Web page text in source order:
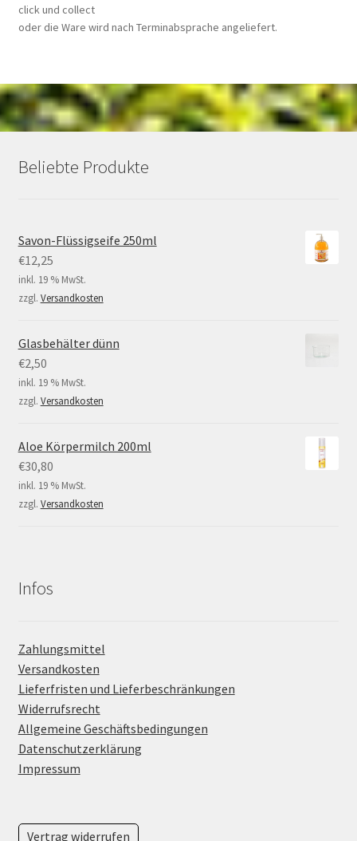
click und collect
oder die Ware wird nach Terminabsprache angeliefert.
Beliebte Produkte
Savon-Flüssigseife 250ml
€12,25
inkl. 19 % MwSt.
zzgl. Versandkosten
Glasbehälter dünn
€2,50
inkl. 19 % MwSt.
zzgl. Versandkosten
Aloe Körpermilch 200ml
€30,80
inkl. 19 % MwSt.
zzgl. Versandkosten
Infos
Zahlungsmittel
Versandkosten
Lieferfristen und Lieferbeschränkungen
Widerrufsrecht
Allgemeine Geschäftsbedingungen
Datenschutzerklärung
Impressum
Vertrag widerrufen